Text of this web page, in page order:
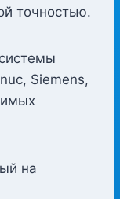
точностью.
Siemens,
на